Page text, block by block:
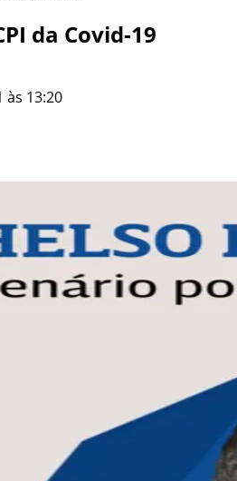
da Covid-19
às 13:20